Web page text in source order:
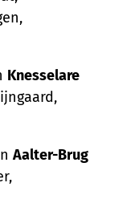
Knesselare
Aalter-Brug